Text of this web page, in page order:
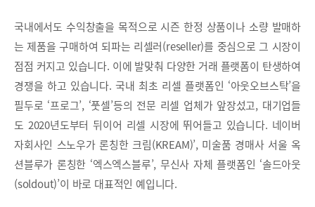
국내에서도 수익창출을 목적으로 시즌 한정 상품이나 소량 발매하
는 제품을 구매하여 되파는 리셀러(reseller)를 중심으로 그 시장이
점점 커지고 있습니다. 이에 발맞춰 다양한 거래 플랫폼이 탄생하여
경쟁을 하고 있습니다. 국내 최초 리셀 플랫폼인 ‘아웃오브스탁’을
필두로 ‘프로그’, ‘풋셀’등의 전문 리셀 업체가 앞장섰고, 대기업들
도 2020년도부터 뒤이어 리셀 시장에 뛰어들고 있습니다. 네이버
자회사인 스노우가 론칭한 크림(KREAM)’, 미술품 경매사 서울 옥
션블루가 론칭한 ‘엑스엑스블루’, 무신사 자체 플랫폼인 ‘솔드아웃
(soldout)’이 바로 대표적인 예입니다.